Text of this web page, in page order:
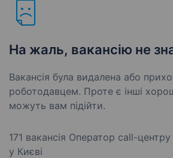
На жаль, вакансію не
Вакансія була видалена або
роботодавцем. Проте є інші
можуть вам підійти.
171 вакансія Оператор call-центру
у Києві